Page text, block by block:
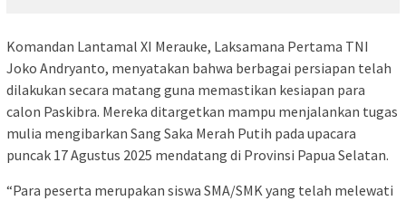
Komandan Lantamal XI Merauke, Laksamana Pertama TNI
Joko Andryanto, menyatakan bahwa berbagai persiapan telah
dilakukan secara matang guna memastikan kesiapan para
calon Paskibra. Mereka ditargetkan mampu menjalankan tugas
mulia mengibarkan Sang Saka Merah Putih pada upacara
puncak 17 Agustus 2025 mendatang di Provinsi Papua Selatan.
“Para peserta merupakan siswa SMA/SMK yang telah melewati